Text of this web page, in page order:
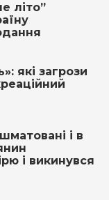
літо”
які загрози
і в
і викинувся